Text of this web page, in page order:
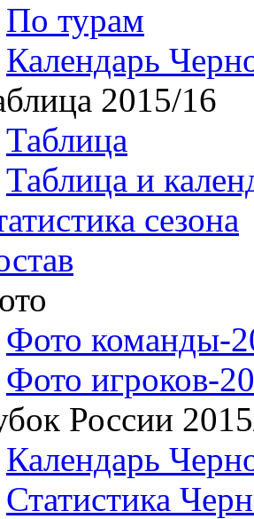
По турам
Календарь
2015/16
Таблица
Таблица и
сезона
Фото команды-
Фото игроков-
России
Календарь
Статистика